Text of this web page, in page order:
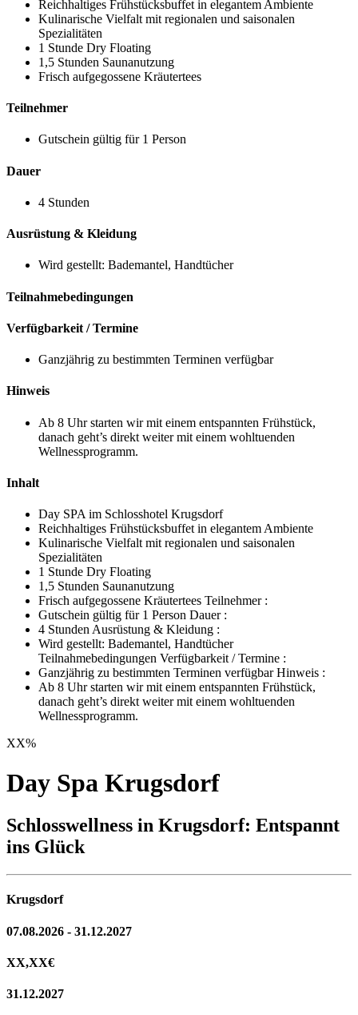
Reichhaltiges Frühstücksbuffet in elegantem Ambiente
Kulinarische Vielfalt mit regionalen und saisonalen
Spezialitäten
1 Stunde Dry Floating
1,5 Stunden Saunanutzung
Frisch aufgegossene Kräutertees
Teilnehmer
Gutschein gültig für 1 Person
Dauer
4 Stunden
Ausrüstung & Kleidung
Wird gestellt: Bademantel, Handtücher
Teilnahmebedingungen
Verfügbarkeit / Termine
Ganzjährig zu bestimmten Terminen verfügbar
Hinweis
Ab 8 Uhr starten wir mit einem entspannten Frühstück,
danach geht’s direkt weiter mit einem wohltuenden
Wellnessprogramm.
Inhalt
Day SPA im Schlosshotel Krugsdorf
Reichhaltiges Frühstücksbuffet in elegantem Ambiente
Kulinarische Vielfalt mit regionalen und saisonalen
Spezialitäten
1 Stunde Dry Floating
1,5 Stunden Saunanutzung
Frisch aufgegossene Kräutertees Teilnehmer :
Gutschein gültig für 1 Person Dauer :
4 Stunden Ausrüstung & Kleidung :
Wird gestellt: Bademantel, Handtücher
Teilnahmebedingungen Verfügbarkeit / Termine :
Ganzjährig zu bestimmten Terminen verfügbar Hinweis :
Ab 8 Uhr starten wir mit einem entspannten Frühstück,
danach geht’s direkt weiter mit einem wohltuenden
Wellnessprogramm.
XX%
Day Spa Krugsdorf
Schlosswellness in Krugsdorf: Entspannt
ins Glück
Krugsdorf
07.08.2026 - 31.12.2027
XX,XX€
31.12.2027